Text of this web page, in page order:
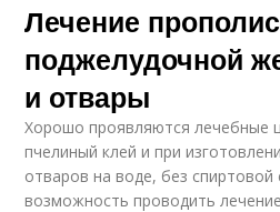
Лечение
поджелудочной
и отвары
Хорошо проявляются лечебные
пчелиный клей и при
отваров на воде, без
возможность проводить